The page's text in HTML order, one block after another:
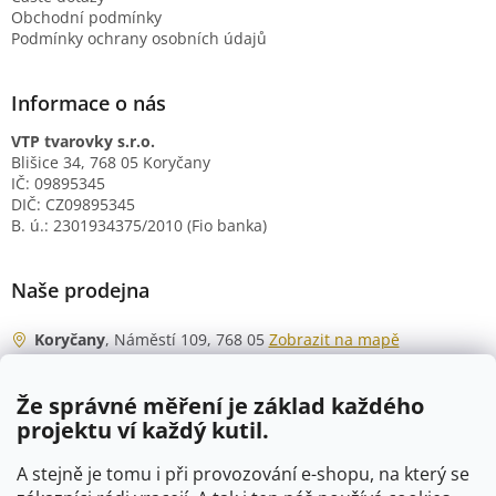
Že správné měření je základ každého
projektu ví každý kutil.
A stejně je tomu i při provozování e-shopu, na který se
Obchodní podmínky
Podmínky ochrany osobních údajů
Informace o nás
VTP tvarovky s.r.o.
Blišice 34, 768 05 Koryčany
IČ: 09895345
DIČ: CZ09895345
B. ú.: 2301934375/2010 (Fio banka)
Naše prodejna
Koryčany, Náměstí 109, 768 05 Zobrazit na mapě
Po - Čt
06:00 - 07:00
07:30 - 15:30
Pá
06:00 - 07:00
07:30 - 15:00